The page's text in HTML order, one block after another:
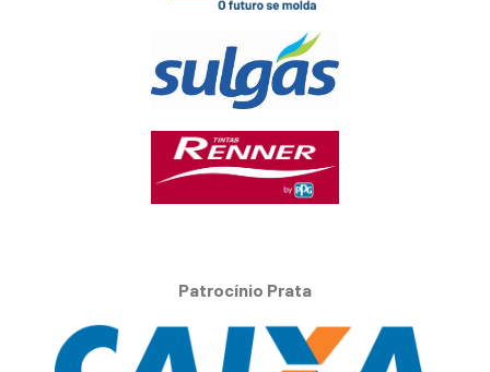
Patrocínio Prata